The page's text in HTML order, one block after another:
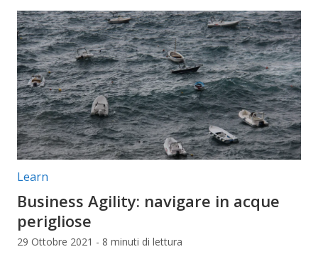
Categorie articolo:
Learn
Business Agility: navigare in acque
perigliose
29 Ottobre 2021 - 8 minuti di lettura